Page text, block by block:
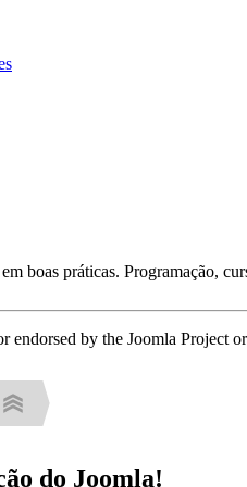
boas práticas. Programação,
by the Joomla Project
do Joomla!